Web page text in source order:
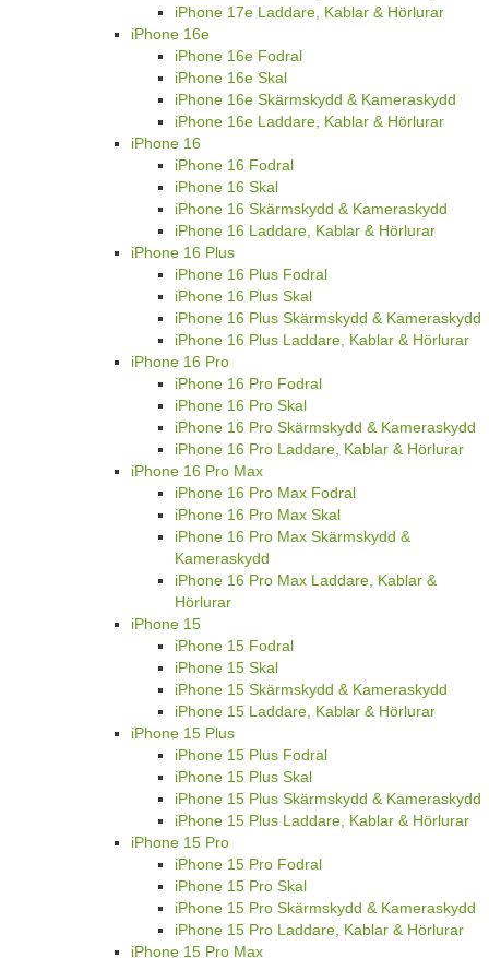
iPhone 17e Laddare, Kablar & Hörlurar
iPhone 16e
iPhone 16e Fodral
iPhone 16e Skal
iPhone 16e Skärmskydd & Kameraskydd
iPhone 16e Laddare, Kablar & Hörlurar
iPhone 16
iPhone 16 Fodral
iPhone 16 Skal
iPhone 16 Skärmskydd & Kameraskydd
iPhone 16 Laddare, Kablar & Hörlurar
iPhone 16 Plus
iPhone 16 Plus Fodral
iPhone 16 Plus Skal
iPhone 16 Plus Skärmskydd & Kameraskydd
iPhone 16 Plus Laddare, Kablar & Hörlurar
iPhone 16 Pro
iPhone 16 Pro Fodral
iPhone 16 Pro Skal
iPhone 16 Pro Skärmskydd & Kameraskydd
iPhone 16 Pro Laddare, Kablar & Hörlurar
iPhone 16 Pro Max
iPhone 16 Pro Max Fodral
iPhone 16 Pro Max Skal
iPhone 16 Pro Max Skärmskydd &
Kameraskydd
iPhone 16 Pro Max Laddare, Kablar &
Hörlurar
iPhone 15
iPhone 15 Fodral
iPhone 15 Skal
iPhone 15 Skärmskydd & Kameraskydd
iPhone 15 Laddare, Kablar & Hörlurar
iPhone 15 Plus
iPhone 15 Plus Fodral
iPhone 15 Plus Skal
iPhone 15 Plus Skärmskydd & Kameraskydd
iPhone 15 Plus Laddare, Kablar & Hörlurar
iPhone 15 Pro
iPhone 15 Pro Fodral
iPhone 15 Pro Skal
iPhone 15 Pro Skärmskydd & Kameraskydd
iPhone 15 Pro Laddare, Kablar & Hörlurar
iPhone 15 Pro Max